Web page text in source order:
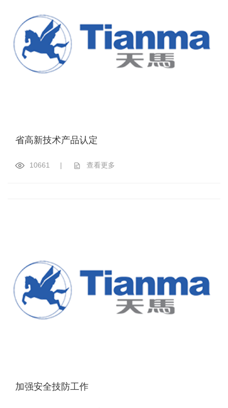
省高新技术产品认定
10661 | 查看更多
加强安全技防工作